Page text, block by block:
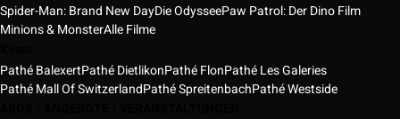
Spider-Man: Brand New DayDie OdysseePaw Patrol: Der Dino Film
Minions & MonsterAlle Filme
Pathé BalexertPathé DietlikonPathé FlonPathé Les Galeries
Pathé Mall Of SwitzerlandPathé SpreitenbachPathé Westside